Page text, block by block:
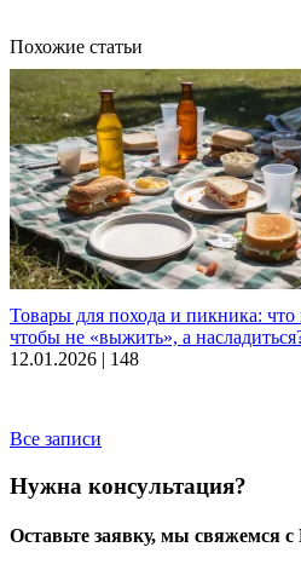
Похожие статьи
Товары для похода и пикника: что
чтобы не «выжить», а
12.01.2026 | 148
Все записи
Нужна консультация?
Оставьте заявку, мы свяжемся